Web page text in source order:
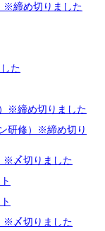
※締め切りました
た
※締め切りました
研修）※締め切り
※〆切りました
※〆切りました